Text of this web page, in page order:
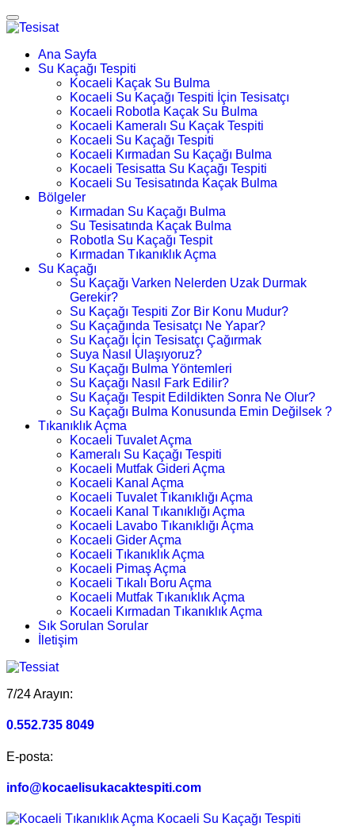
Ana Sayfa
Su Kaçağı Tespiti
Kocaeli Kaçak Su Bulma
Kocaeli Su Kaçağı Tespiti İçin Tesisatçı
Kocaeli Robotla Kaçak Su Bulma
Kocaeli Kameralı Su Kaçak Tespiti
Kocaeli Su Kaçağı Tespiti
Kocaeli Kırmadan Su Kaçağı Bulma
Kocaeli Tesisatta Su Kaçağı Tespiti
Kocaeli Su Tesisatında Kaçak Bulma
Bölgeler
Kırmadan Su Kaçağı Bulma
Su Tesisatında Kaçak Bulma
Robotla Su Kaçağı Tespit
Kırmadan Tıkanıklık Açma
Su Kaçağı
Su Kaçağı Varken Nelerden Uzak Durmak
Gerekir?
Su Kaçağı Tespiti Zor Bir Konu Mudur?
Su Kaçağında Tesisatçı Ne Yapar?
Su Kaçağı İçin Tesisatçı Çağırmak
Suya Nasıl Ulaşıyoruz?
Su Kaçağı Bulma Yöntemleri
Su Kaçağı Nasıl Fark Edilir?
Su Kaçağı Tespit Edildikten Sonra Ne Olur?
Su Kaçağı Bulma Konusunda Emin Değilsek ?
Tıkanıklık Açma
Kocaeli Tuvalet Açma
Kameralı Su Kaçağı Tespiti
Kocaeli Mutfak Gideri Açma
Kocaeli Kanal Açma
Kocaeli Tuvalet Tıkanıklığı Açma
Kocaeli Kanal Tıkanıklığı Açma
Kocaeli Lavabo Tıkanıklığı Açma
Kocaeli Gider Açma
Kocaeli Tıkanıklık Açma
Kocaeli Pimaş Açma
Kocaeli Tıkalı Boru Açma
Kocaeli Mutfak Tıkanıklık Açma
Kocaeli Kırmadan Tıkanıklık Açma
Sık Sorulan Sorular
İletişim
7/24 Arayın:
0.552.735 8049
E-posta:
info@kocaelisukacaktespiti.com